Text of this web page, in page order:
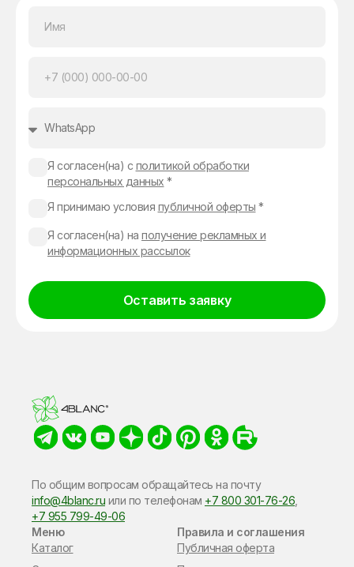
Я согласен(на) с политикой обработки
персональных данных *
Я принимаю условия публичной оферты *
Я согласен(на) на получение рекламных и
информационных рассылок
Оставить заявку
По общим вопросам обращайтесь на почту
info@4blanc.ru или по​ телефонам +7 800 301-76-26
+7 955 799-49-06
Меню
Каталог
Правила и соглашения
Публичная оферта